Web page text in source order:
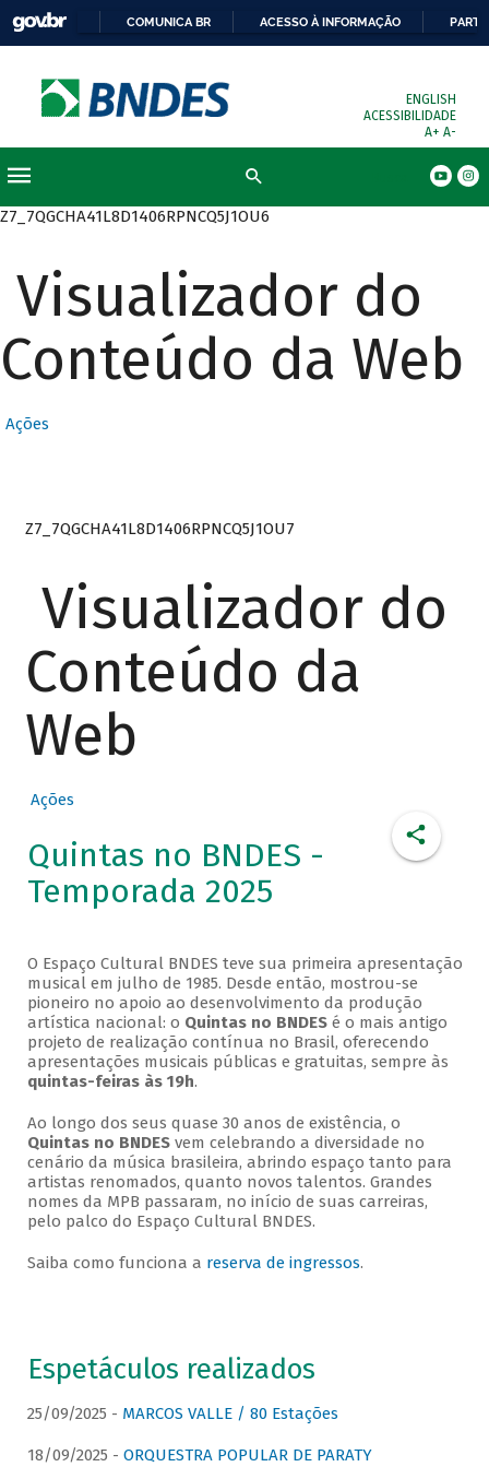
COMUNICA BR ACESSO À INFORMAÇÃO
ENGLISH
ACESSIBILIDADE
A+ A-
Z7_7QGCHA41L8D1406RPNCQ5J1OU6
Visualizador do
Conteúdo da Web
Ações
Z7_7QGCHA41L8D1406RPNCQ5J1OU7
Visualizador do
Conteúdo da
Web
Ações
Quintas no BNDES -
Temporada 2025
O Espaço Cultural BNDES teve sua primeira apresentação
musical em julho de 1985. Desde então, mostrou-se
pioneiro no apoio ao desenvolvimento da produção
artística nacional: o Quintas no BNDESé o mais antigo
projeto de realização contínua no Brasil, oferecendo
apresentações musicais públicas e gratuitas, sempre às
quintas-feiras às 19h.
Ao longo dos seus quase 30 anos de existência, o
Quintas no BNDESvem celebrando a diversidade no
cenário da música brasileira, abrindo espaço tanto para
artistas renomados, quanto novos talentos. Grandes
nomes da MPB passaram, no início de suas carreiras,
pelo palco do Espaço Cultural BNDES.
Saiba como funciona a reserva de ingressos.
Espetáculos realizados
25/09/2025 - MARCOS VALLE / 80 Estações
18/09/2025 - ORQUESTRA POPULAR DE PARATY